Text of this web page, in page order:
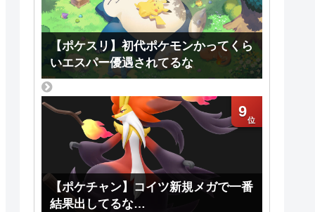
【ポケスリ】初代ポケモンかってくら
いエスパー優遇されてるな
9
【ポケチャン】コイツ新規メガで一番
結果出してるな…